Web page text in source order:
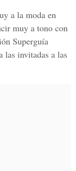
a la moda en
muy a tono con
Superguía
las invitadas a las